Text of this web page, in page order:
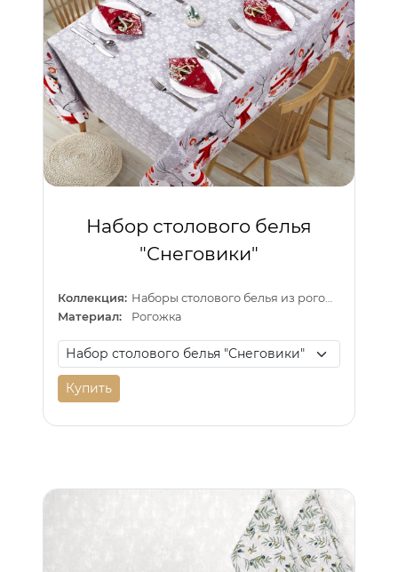
Набор столового белья
"Снеговики"
Коллекция:
Материал:
Рогожка
Купить